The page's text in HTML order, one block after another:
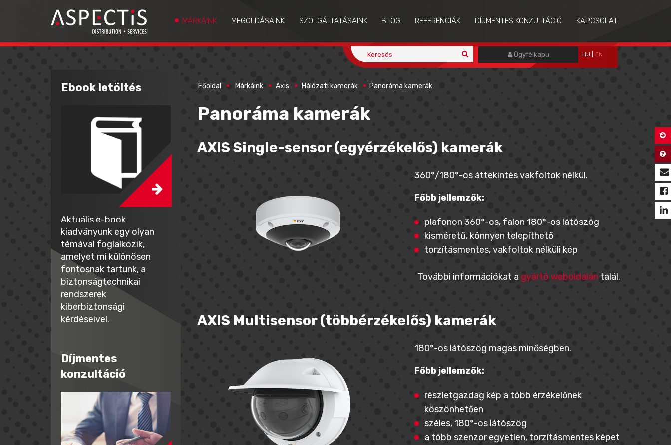
MÁRKÁINK MEGOLDÁSAINK SZOLGÁLTATÁSAINK BLOG REFERENCIÁK DÍJMENTES KONZULTÁCIÓ KAPCSOLAT
Ügyfélkapu HU EN
Főoldal Márkáink Axis Hálózati kamerák Panoráma kamerák
Ebook letöltés
Aktuális e-book
kiadványunk egy olyan
témával foglalkozik,
amelyet mi különösen
fontosnak tartunk, a
biztonságtechnikai
rendszerek
kiberbiztonsági
kérdéseivel.
Díjmentes
konzultáció
Panoráma kamerák
AXIS Single-sensor (egyérzékelős) kamerák
360°/180°-os áttekintés vakfoltok nélkül.
Főbb jellemzők:
plafonon 360°-os, falon 180°-os látószög
kisméretű, könnyen telepíthető
torzításmentes, vakfoltok nélküli kép
További információkat a gyártó weboldalán talál.
AXIS Multisensor (többérzékelős) kamerák
180°-os látószög magas minőségben.
Főbb jellemzők:
részletgazdag kép a több érzékelőnek
köszönhetően
széles, 180°-os látószög
a több szenzor egyetlen, torzításmentes képet